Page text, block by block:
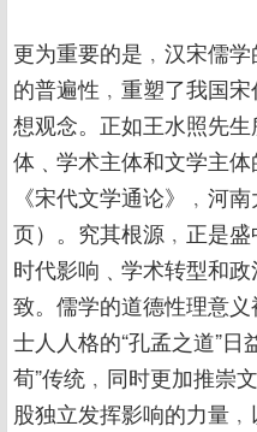
更为重要的是﹐汉宋儒
的普遍性﹐重塑了我国
想观念。正如王水照先
体﹑学术主体和文学主
《宋代文学通论》﹐河
页）。究其根源﹐正是盛
时代影响﹑学术转型和
致。儒学的道德性理意
士人人格的“孔孟之道”
荀”传统﹐同时更加推崇
股独立发挥影响的力量